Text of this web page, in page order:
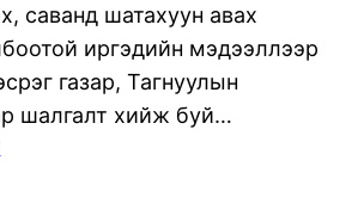
саванд шатахуун авах
иргэдийн мэдээллээр
газар, Тагнуулын
шалгалт хийж буй…